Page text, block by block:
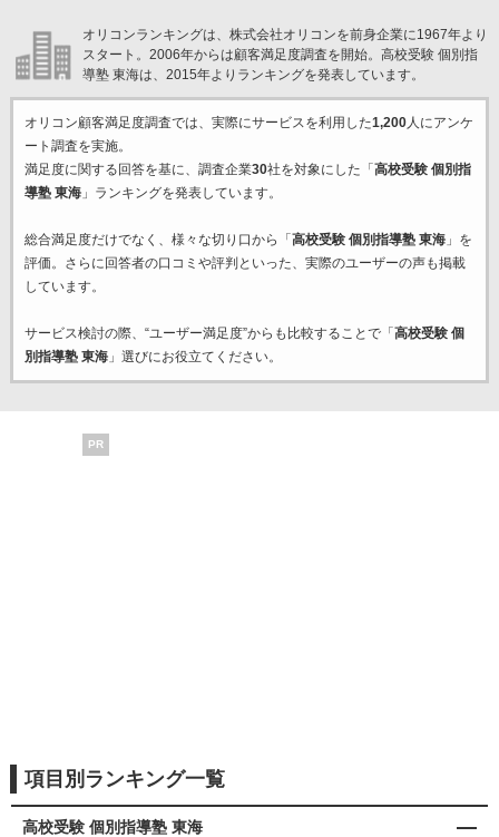
オリコンランキングは、株式会社オリコンを前身企業に1967年より
スタート。2006年からは顧客満足度調査を開始。高校受験 個別指
導塾 東海は、2015年よりランキングを発表しています。
オリコン顧客満足度調査では、実際にサービスを利用した1,200人にアンケ
ート調査を実施。
満足度に関する回答を基に、調査企業30社を対象にした「 高校受験 個別指
導塾 東海」ランキングを発表しています。
総合満足度だけでなく、様々な切り口から「 高校受験 個別指導塾 東海」を
評価。さらに回答者の口コミや評判といった、実際のユーザーの声も掲載
しています。
サービス検討の際、“ユーザー満足度”からも比較することで「 高校受験 個
別指導塾 東海」選びにお役立てください。
PR
項目別ランキング一覧
高校受験 個別指導塾 東海